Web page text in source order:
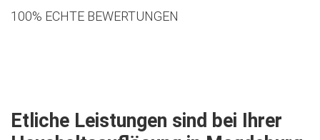
100% ECHTE BEWERTUNGEN
Etliche Leistungen sind bei Ihrer